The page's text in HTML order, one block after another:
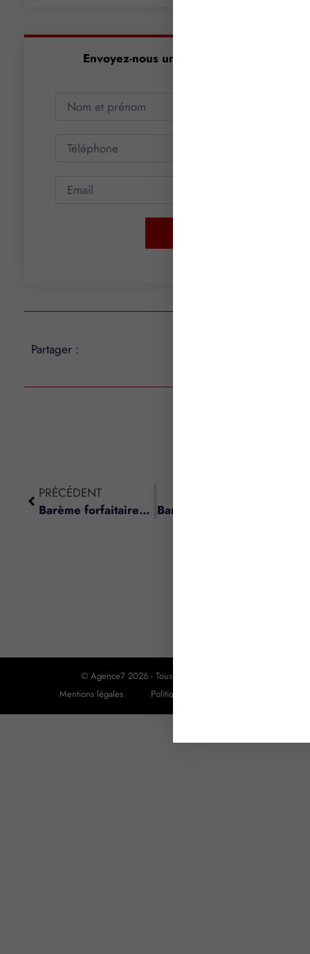
Envoyez-nous un message
Partager :
PRÉCÉDENT
Barème forfaitaire avantage en nature nourriture
© Agence7 2026 - Tous droits réservés
Mentions légales
Politique de confidentialité